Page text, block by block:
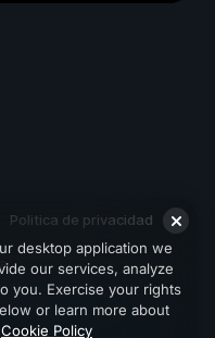
Politica de privacidad
desktop application we
our services, analyze
you. Exercise your rights
or learn more about
Cookie Policy